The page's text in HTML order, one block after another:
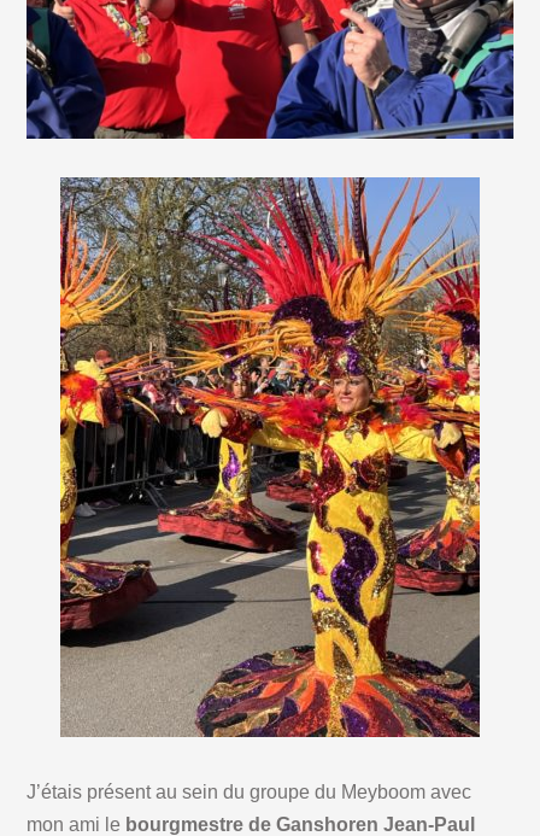
J’étais présent au sein du groupe du Meyboom avec
mon ami le bourgmestre de Ganshoren Jean-Paul